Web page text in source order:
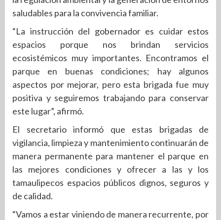
saludables para la convivencia familiar.
“La instrucción del gobernador es cuidar estos
espacios porque nos brindan servicios
ecosistémicos muy importantes. Encontramos el
parque en buenas condiciones; hay algunos
aspectos por mejorar, pero esta brigada fue muy
positiva y seguiremos trabajando para conservar
este lugar”, afirmó.
El secretario informó que estas brigadas de
vigilancia, limpieza y mantenimiento continuarán de
manera permanente para mantener el parque en
las mejores condiciones y ofrecer a las y los
tamaulipecos espacios públicos dignos, seguros y
de calidad.
“Vamos a estar viniendo de manera recurrente, por